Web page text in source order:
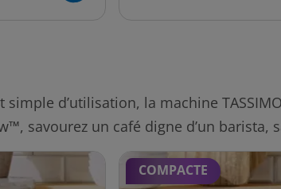
simple d’utilisation, la machine
savourez un café digne d’un barista,
COMPACTE